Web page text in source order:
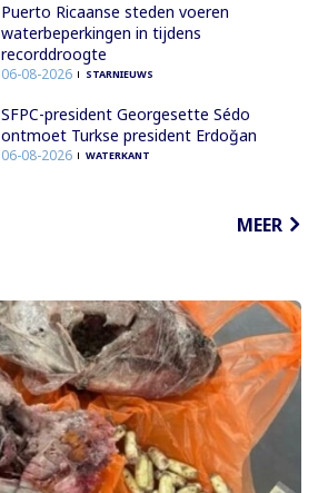
Puerto Ricaanse steden voeren
waterbeperkingen in tijdens
recorddroogte
06-08-2026 STARNIEUWS
SFPC-president Georgesette Sédo
ontmoet Turkse president Erdoğan
06-08-2026 WATERKANT
MEER